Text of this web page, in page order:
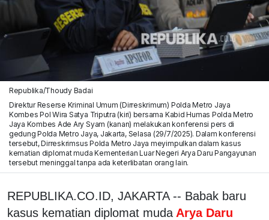
Republika/Thoudy Badai
Direktur Reserse Kriminal Umum (Dirreskrimum) Polda Metro Jaya
Kombes Pol Wira Satya Triputra (kiri) bersama Kabid Humas Polda Metro
Jaya Kombes Ade Ary Syam (kanan) melakukan konferensi pers di
gedung Polda Metro Jaya, Jakarta, Selasa (29/7/2025). Dalam konferensi
tersebut, Dirreskrimsus Polda Metro Jaya meyimpulkan dalam kasus
kematian diplomat muda Kementerian Luar Negeri Arya Daru Pangayunan
tersebut meninggal tanpa ada keterlibatan orang lain.
REPUBLIKA.CO.ID, JAKARTA -- Babak baru
kasus kematian diplomat muda Arya Daru